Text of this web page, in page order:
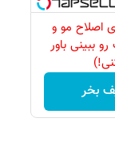
اصلاح مو و
ببینی باور
بخر